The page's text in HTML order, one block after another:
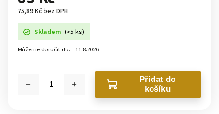
75,89 Kč bez DPH
Skladem (>5 ks)
Můžeme doručit do: 11.8.2026
Přidat do
košíku